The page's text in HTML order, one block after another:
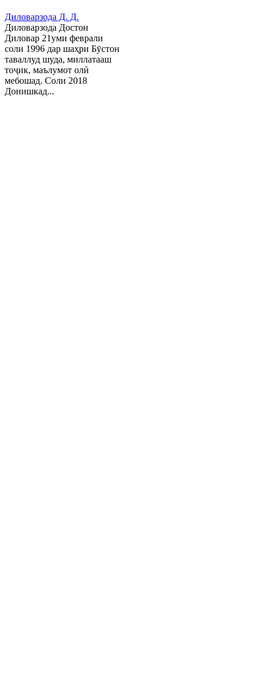
Диловарзода Д. Д.
Диловарзода Достон
Диловар 21уми феврали
соли 1996 дар шаҳри Бӯстон
таваллуд шуда, миллатааш
тоҷик, маълумот олӣ
мебошад. Соли 2018
Донишкад...